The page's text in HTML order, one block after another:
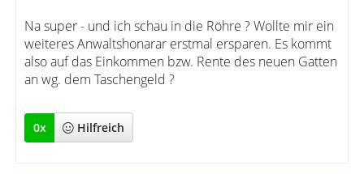
Na super - und ich schau in die Röhre ? Wollte mir ein
weiteres Anwaltshonarar erstmal ersparen. Es kommt
also auf das Einkommen bzw. Rente des neuen Gatten
an wg. dem Taschengeld ?
0x Hilfreich